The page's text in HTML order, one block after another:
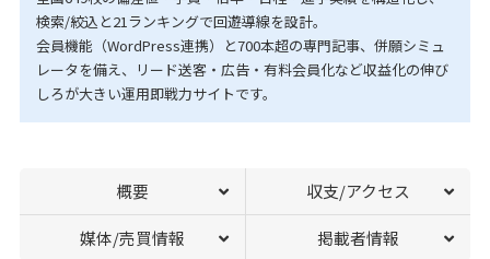
検索/絞込と21ランキングで回遊導線を設計。
会員機能（WordPress連携）と700本超の専門記事、併願シミュ
レータを備え、リード送客・広告・有料会員化など収益化の伸び
しろが大きい運用即戦力サイトです。
概要 収支/アクセス
媒体/売買情報 掲載者情報